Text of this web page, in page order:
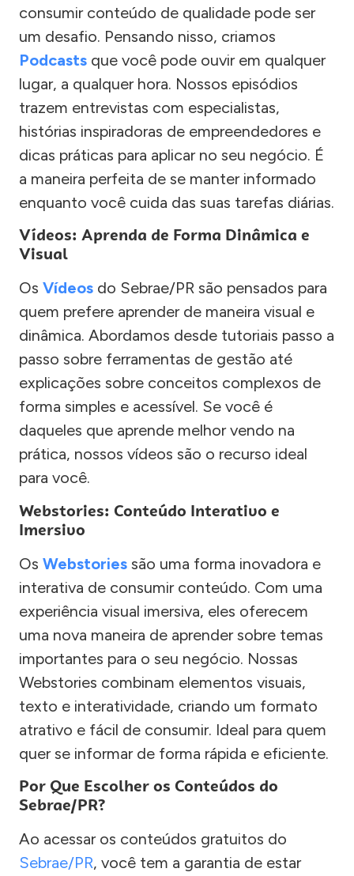
consumir conteúdo de qualidade pode ser
um desafio. Pensando nisso, criamos
Podcasts que você pode ouvir em qualquer
lugar, a qualquer hora. Nossos episódios
trazem entrevistas com especialistas,
histórias inspiradoras de empreendedores e
dicas práticas para aplicar no seu negócio. É
a maneira perfeita de se manter informado
enquanto você cuida das suas tarefas diárias.
Vídeos: Aprenda de Forma Dinâmica e
Visual
Os Vídeos do Sebrae/PR são pensados para
quem prefere aprender de maneira visual e
dinâmica. Abordamos desde tutoriais passo a
passo sobre ferramentas de gestão até
explicações sobre conceitos complexos de
forma simples e acessível. Se você é
daqueles que aprende melhor vendo na
prática, nossos vídeos são o recurso ideal
para você.
Webstories: Conteúdo Interativo e
Imersivo
Os Webstories são uma forma inovadora e
interativa de consumir conteúdo. Com uma
experiência visual imersiva, eles oferecem
uma nova maneira de aprender sobre temas
importantes para o seu negócio. Nossas
Webstories combinam elementos visuais,
texto e interatividade, criando um formato
atrativo e fácil de consumir. Ideal para quem
quer se informar de forma rápida e eficiente.
Por Que Escolher os Conteúdos do
Sebrae/PR?
Ao acessar os conteúdos gratuitos do
Sebrae/PR, você tem a garantia de estar